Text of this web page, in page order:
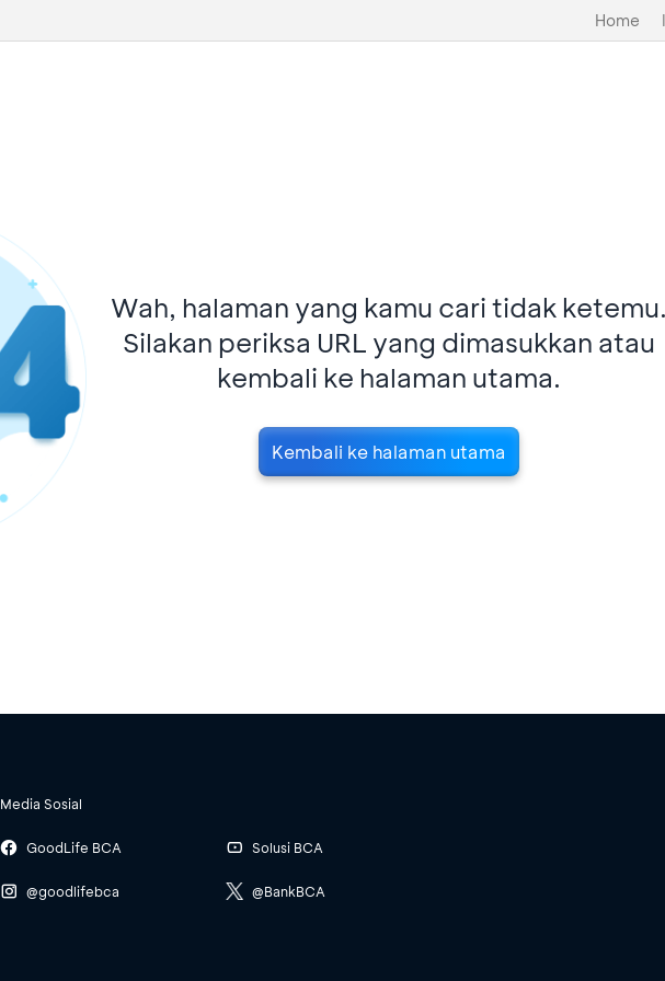
Home
Wah, halaman yang kamu cari tidak ketemu.
Silakan periksa URL yang dimasukkan atau
kembali ke halaman utama.
Kembali ke halaman utama
Media Sosial
GoodLife BCA
@goodlifebca
Solusi BCA
@BankBCA